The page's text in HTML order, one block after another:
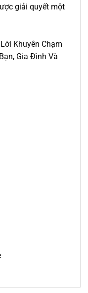
giải quyết một
Khuyên Chạm
Gia Đình Và